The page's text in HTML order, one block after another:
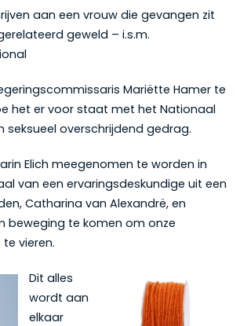
aan een vrouw die gevangen zit
geweld – i.s.m.
Mariëtte Hamer te
het er voor staat met het Nationaal
seksueel overschrijdend gedrag.
Elich meegenomen te worden in
van een ervaringsdeskundige uit een
Catharina van Alexandrë, en
beweging te komen om onze
vieren.
Dit alles
wordt aan
elkaar